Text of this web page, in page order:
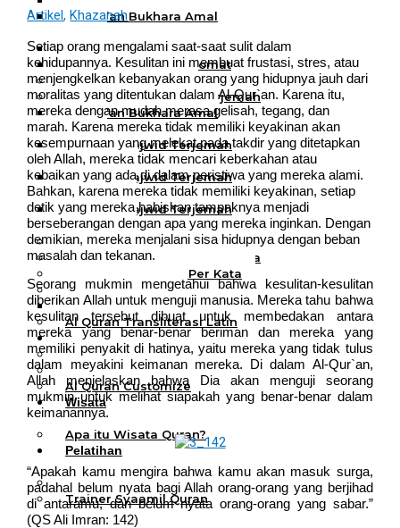
Al-Qur’an Bukhara Amal
Al Quran Haji Umrah
Mushaf Tilawah Maqomat
Al Quran Terjemah
Al Quran Tajwid dan Terjemah
Al-Qur’an Bukhara Amal
Harian
Al Quran Tajwid Terjemah
Bukhara A6
Al Quran Tajwid Terjemah
Bukhara A5
Al Quran Tajwid Terjemah
Bukhara B5
Al Quran Spesial Wanita
Al Quran Spesial Wanita Azalia
Al Quran Terjemah Per Kata
Al Quran Tilawah
Mushaf Tilawah Quba
Al Quran Transliterasi Latin
Kemitraan
Rumah Syaamil
Wholesale & Retail
Al Quran Customize
Wisata
Quran
Apa itu Wisata Quran?
Pelatihan
Kequranan
Apa itu Pelatihan Quran?
Trainer Syaamil Quran
Artikel, Khazanah
Setiap orang mengalami saat-saat sulit dalam
kehidupannya. Kesulitan ini membuat frustasi, stres, atau
menjengkelkan kebanyakan orang yang hidupnya jauh dari
moralitas yang ditentukan dalam Al-Qur`an. Karena itu,
mereka dengan mudah merasa gelisah, tegang, dan
marah. Karena mereka tidak memiliki keyakinan akan
kesempurnaan yang melekat pada takdir yang ditetapkan
oleh Allah, mereka tidak mencari keberkahan atau
kebaikan yang ada di dalam peristiwa yang mereka alami.
Bahkan, karena mereka tidak memiliki keyakinan, setiap
detik yang mereka habiskan tampaknya menjadi
berseberangan dengan apa yang mereka inginkan. Dengan
demikian, mereka menjalani sisa hidupnya dengan beban
masalah dan tekanan.
Seorang mukmin mengetahui bahwa kesulitan-kesulitan
diberikan Allah untuk menguji manusia. Mereka tahu bahwa
kesulitan tersebut dibuat untuk membedakan antara
mereka yang benar-benar beriman dan mereka yang
memiliki penyakit di hatinya, yaitu mereka yang tidak tulus
dalam meyakini keimanan mereka. Di dalam Al-Qur`an,
Allah menjelaskan bahwa Dia akan menguji seorang
mukmin untuk melihat siapakah yang benar-benar dalam
keimanannya.
“Apakah kamu mengira bahwa kamu akan masuk surga,
padahal belum nyata bagi Allah orang-orang yang berjihad
di antaramu, dan belum nyata orang-orang yang sabar.”
(QS Ali Imran: 142)